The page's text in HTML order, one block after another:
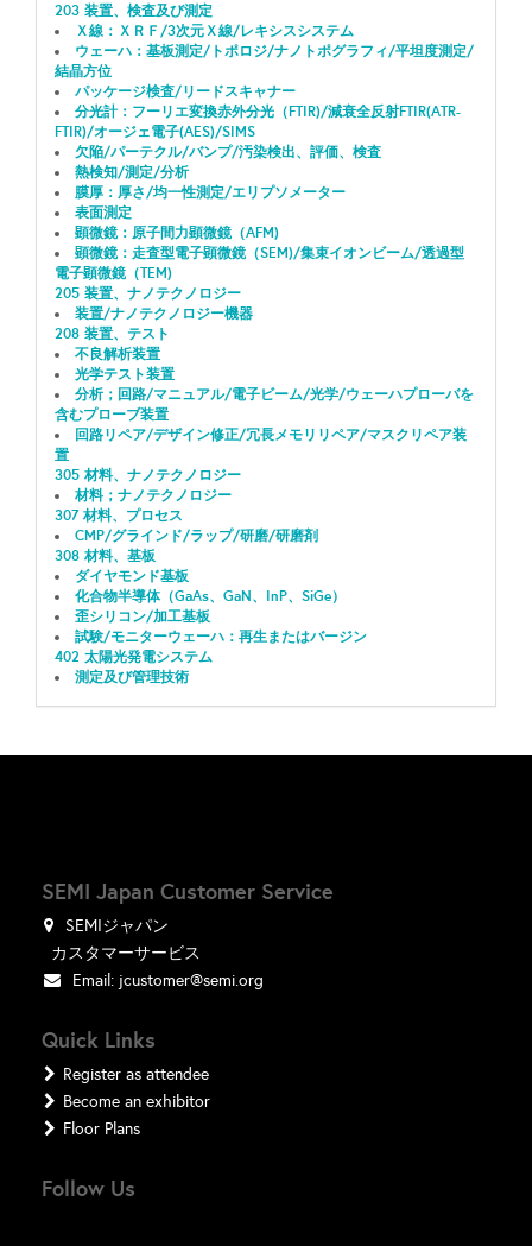
203 装置、検査及び測定
Ｘ線：ＸＲＦ/3次元Ｘ線/レキシスシステム
ウェーハ：基板測定/トポロジ/ナノトポグラフィ/平坦度測定/
結晶方位
パッケージ検査/リードスキャナー
分光計：フーリエ変換赤外分光（FTIR)/減衰全反射FTIR(ATR-
FTIR)/オージェ電子(AES)/SIMS
欠陥/パーテクル/バンプ/汚染検出、評価、検査
熱検知/測定/分析
膜厚：厚さ/均一性測定/エリプソメーター
表面測定
顕微鏡：原子間力顕微鏡（AFM)
顕微鏡：走査型電子顕微鏡（SEM)/集束イオンビーム/透過型
電子顕微鏡（TEM)
205 装置、ナノテクノロジー
装置/ナノテクノロジー機器
208 装置、テスト
不良解析装置
光学テスト装置
分析；回路/マニュアル/電子ビーム/光学/ウェーハプローバを
含むプローブ装置
回路リペア/デザイン修正/冗長メモリリペア/マスクリペア装
置
305 材料、ナノテクノロジー
材料；ナノテクノロジー
307 材料、プロセス
CMP/グラインド/ラップ/研磨/研磨剤
308 材料、基板
ダイヤモンド基板
化合物半導体（GaAs、GaN、InP、SiGe）
歪シリコン/加工基板
試験/モニターウェーハ：再生またはバージン
402 太陽光発電システム
測定及び管理技術
SEMI Japan Customer Service
SEMIジャパン
カスタマーサービス
Email: jcustomer@semi.org
Quick Links
Register as attendee
Become an exhibitor
Floor Plans
Follow Us